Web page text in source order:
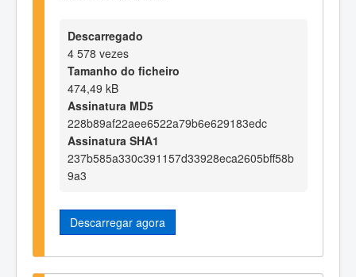
Descarregado
4 578 vezes
Tamanho do ficheiro
474,49 kB
Assinatura MD5
228b89af22aee6522a79b6e629183edc
Assinatura SHA1
237b585a330c391157d33928eca2605bff58b
9a3
Descarregar agora